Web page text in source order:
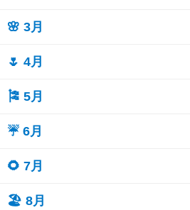
🌸 3月
🌷 4月
🎏 5月
☔ 6月
🌻 7月
🏖 8月